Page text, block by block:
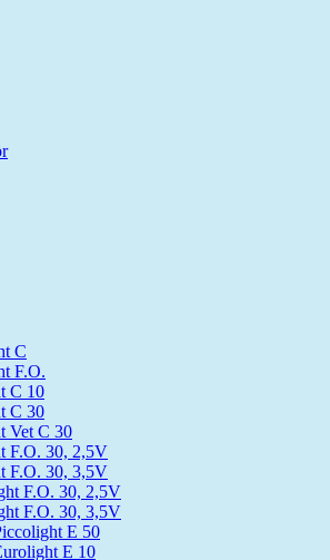
C
F.O.
C 10
C 30
Vet C 30
F.O. 30, 2,5V
F.O. 30, 3,5V
F.O. 30, 2,5V
F.O. 30, 3,5V
E 50
E 10